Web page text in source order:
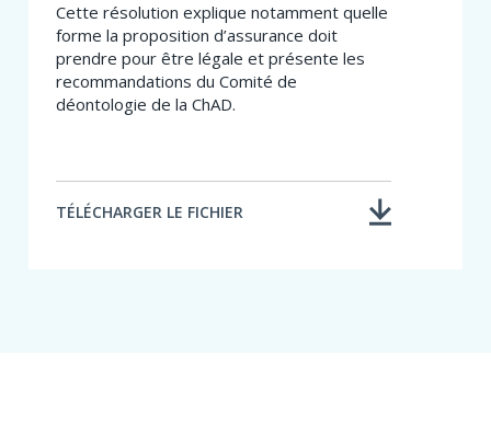
Cette résolution explique notamment quelle
forme la proposition d’assurance doit
prendre pour être légale et présente les
recommandations du Comité de
déontologie de la ChAD.
TÉLÉCHARGER LE FICHIER
À